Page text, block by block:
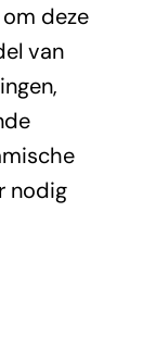
deze
van
nodig